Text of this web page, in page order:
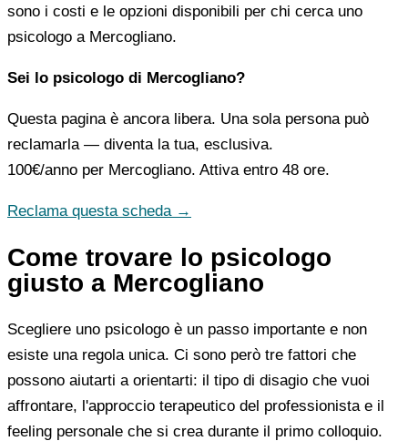
sono i costi e le opzioni disponibili per chi cerca uno
psicologo a Mercogliano.
Sei lo psicologo di Mercogliano?
Questa pagina è ancora libera. Una sola persona può
reclamarla — diventa la tua, esclusiva.
100€/anno per Mercogliano. Attiva entro 48 ore.
Reclama questa scheda →
Come trovare lo psicologo
giusto a Mercogliano
Scegliere uno psicologo è un passo importante e non
esiste una regola unica. Ci sono però tre fattori che
possono aiutarti a orientarti: il tipo di disagio che vuoi
affrontare, l'approccio terapeutico del professionista e il
feeling personale che si crea durante il primo colloquio.